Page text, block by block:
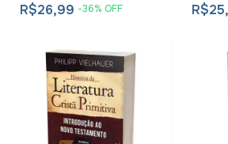
R$26,99 -36% OFF